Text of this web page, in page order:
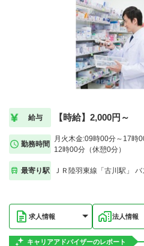
給与 【時給】2,000円～
勤務時間
月火木金:09時00分～17時
12時00分（休憩0分）
最寄り駅 ＪＲ陸羽東線「古川駅」
求人情報 法人情報
キャリアアドバイザーのレポート